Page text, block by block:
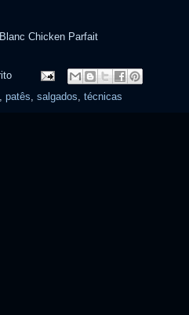
Chicken Parfait
, patês, salgados, técnicas